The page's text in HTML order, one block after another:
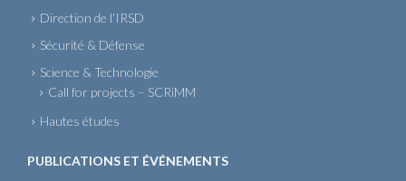
Direction de l’IRSD
Sécurité & Défense
Science & Technologie
Call for projects – SCRiMM
Hautes études
PUBLICATIONS ET ÉVÉNEMENTS